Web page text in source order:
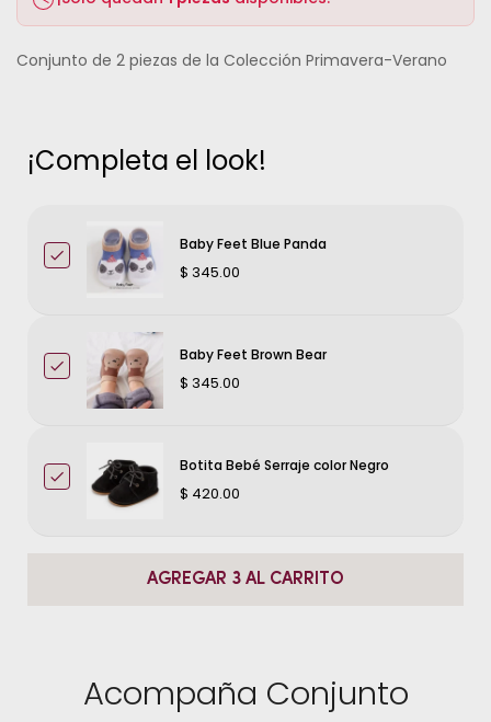
Conjunto de 2 piezas de la Colección Primavera-Verano
¡Completa el look!
Baby Feet Blue Panda
$ 345.00
Baby Feet Brown Bear
$ 345.00
Botita Bebé Serraje color Negro
$ 420.00
AGREGAR 3 AL CARRITO
Acompaña Conjunto